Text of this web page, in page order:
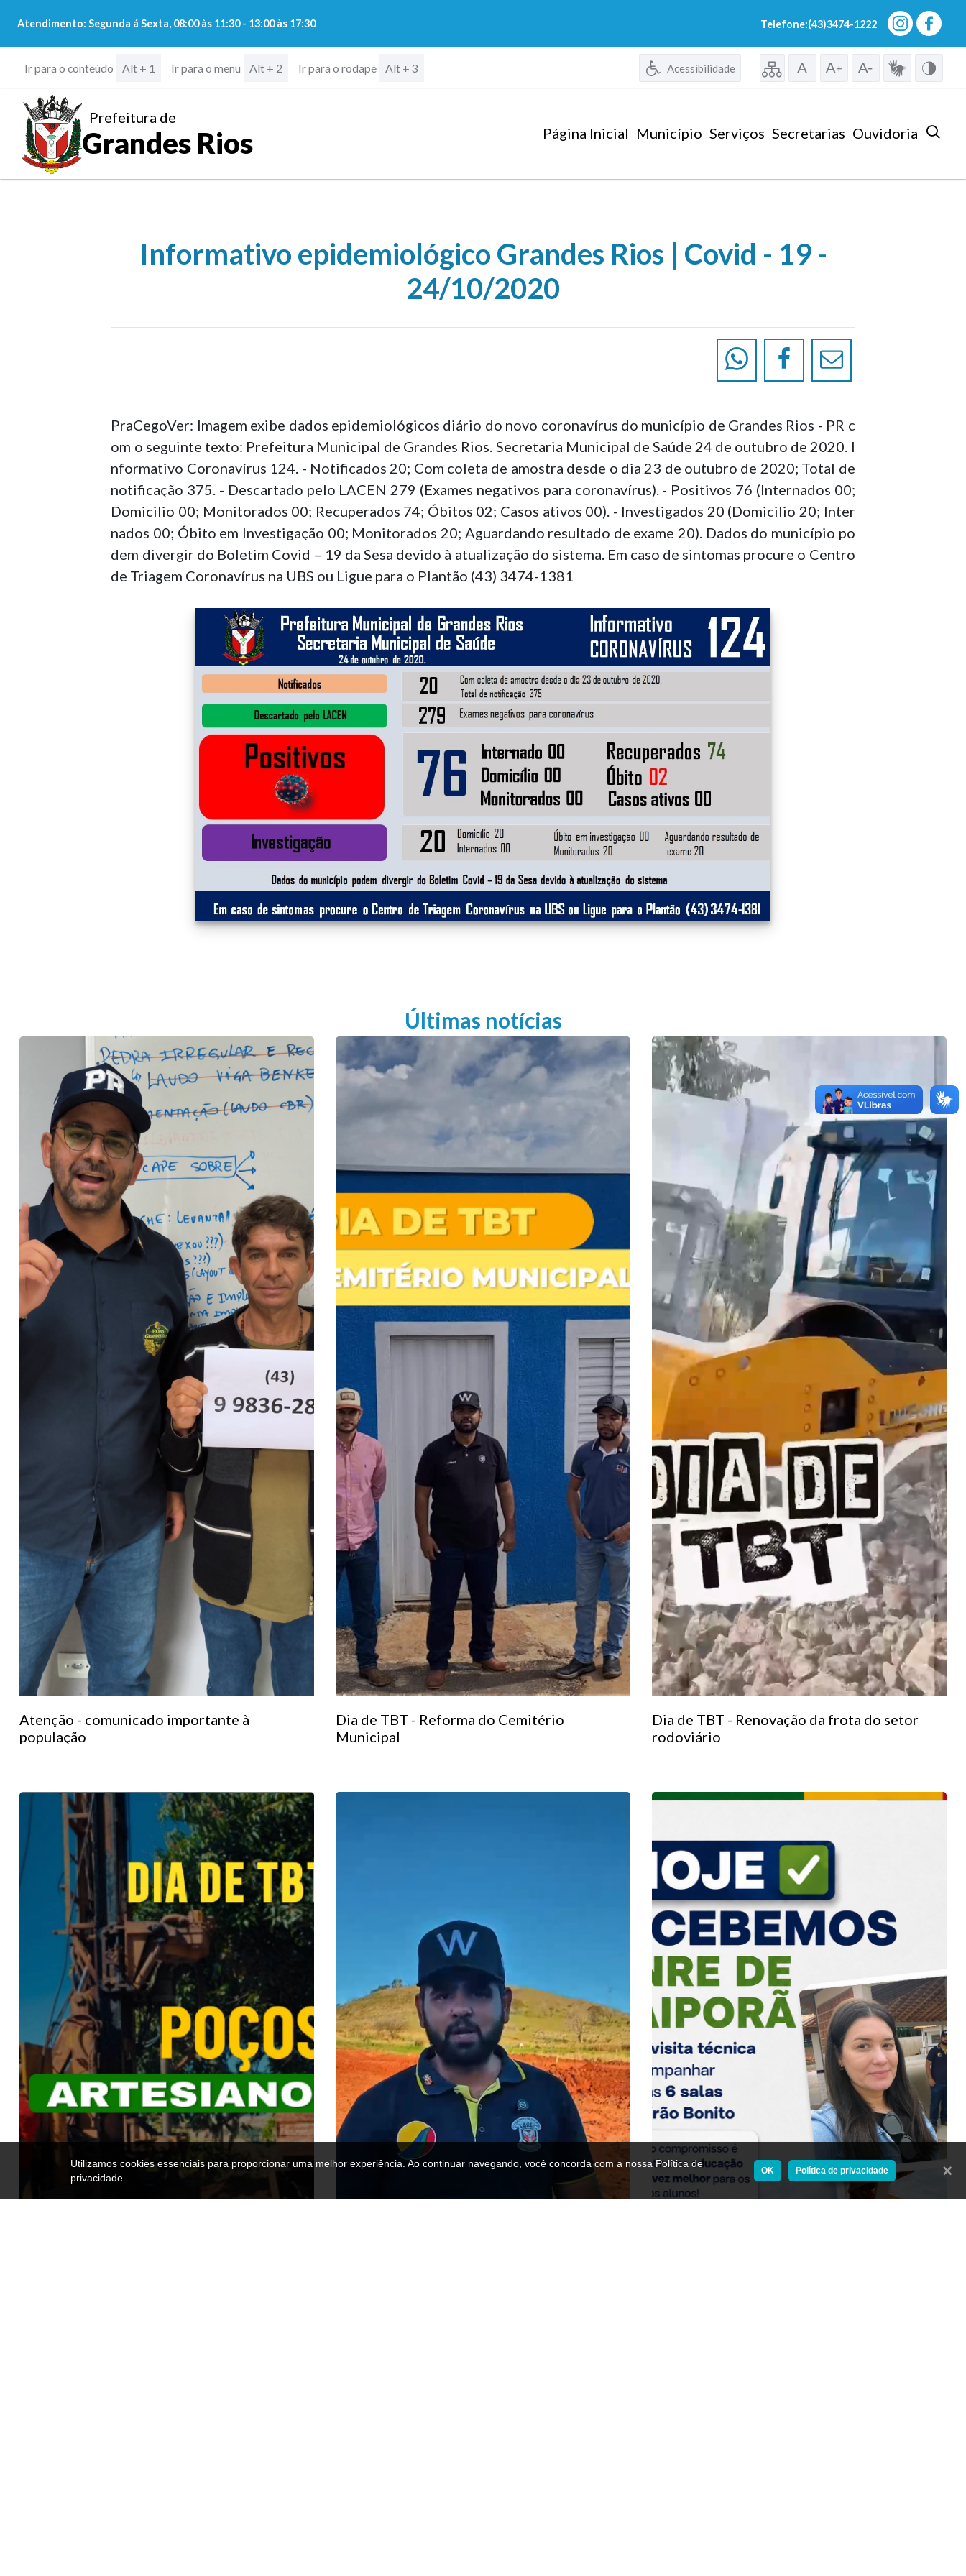
Atendimento: Segunda á Sexta, 08:00 às 11:30 - 13:00 às 17:30 Telefone:(43)3474-1222
Ir para o conteúdo Alt + 1 Ir para o menu Alt + 2 Ir para o rodapé Alt + 3 Acessibilidade
Prefeitura de
Grandes Rios Página Inicial Município Serviços Secretarias Ouvidoria
Utilizamos cookies essenciais para proporcionar uma melhor experiência. Ao continuar navegando, você concorda com a nossa Política de
privacidade.
OK Política de privacidade Fechar
Informativo epidemiológico Grandes Rios | Covid - 19 -
24/10/2020
PraCegoVer: Imagem exibe dados epidemiológicos diário do novo coronavírus do município de Grandes Rios - PR c
om o seguinte texto: Prefeitura Municipal de Grandes Rios. Secretaria Municipal de Saúde 24 de outubro de 2020. I
nformativo Coronavírus 124. - Notificados 20; Com coleta de amostra desde o dia 23 de outubro de 2020; Total de
notificação 375. - Descartado pelo LACEN 279 (Exames negativos para coronavírus). - Positivos 76 (Internados 00;
Domicilio 00; Monitorados 00; Recuperados 74; Óbitos 02; Casos ativos 00). - Investigados 20 (Domicilio 20; Inter
nados 00; Óbito em Investigação 00; Monitorados 20; Aguardando resultado de exame 20). Dados do município po
dem divergir do Boletim Covid – 19 da Sesa devido à atualização do sistema. Em caso de sintomas procure o Centro
de Triagem Coronavírus na UBS ou Ligue para o Plantão (43) 3474-1381
Últimas notícias
Atenção - comunicado importante à
população
Dia de TBT - Reforma do Cemitério
Municipal
Dia de TBT - Renovação da frota do setor
rodoviário